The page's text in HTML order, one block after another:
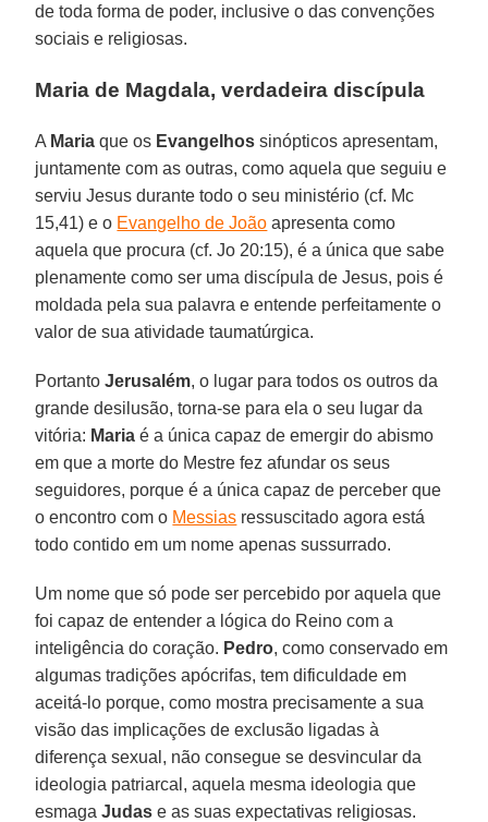
de toda forma de poder, inclusive o das convenções
sociais e religiosas.
Maria de Magdala, verdadeira discípula
A Maria que os Evangelhos sinópticos apresentam,
juntamente com as outras, como aquela que seguiu e
serviu Jesus durante todo o seu ministério (cf. Mc
15,41) e o Evangelho de João apresenta como
aquela que procura (cf. Jo 20:15), é a única que sabe
plenamente como ser uma discípula de Jesus, pois é
moldada pela sua palavra e entende perfeitamente o
valor de sua atividade taumatúrgica.
PortantoJerusalém, o lugar para todos os outros da
grande desilusão, torna-se para ela o seu lugar da
vitória: Maria é a única capaz de emergir do abismo
em que a morte do Mestre fez afundar os seus
seguidores, porque é a única capaz de perceber que
o encontro com o Messias ressuscitado agora está
todo contido em um nome apenas sussurrado.
Um nome que só pode ser percebido por aquela que
foi capaz de entender a lógica do Reino com a
inteligência do coração. Pedro, como conservado em
algumas tradições apócrifas, tem dificuldade em
aceitá-lo porque, como mostra precisamente a sua
visão das implicações de exclusão ligadas à
diferença sexual, não consegue se desvincular da
ideologia patriarcal, aquela mesma ideologia que
esmagaJudas e as suas expectativas religiosas.